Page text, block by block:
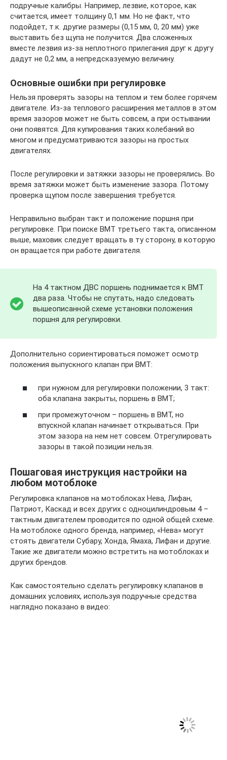
подручные калибры. Например, лезвие, которое, как
считается, имеет толщину 0,1 мм. Но не факт, что
подойдет, т.к. другие размеры (0,15 мм, 0, 20 мм) уже
выставить без щупа не получится. Два сложенных
вместе лезвия из-за неплотного прилегания друг к другу
дадут не 0,2 мм, а непредсказуемую величину.
Основные ошибки при регулировке
Нельзя проверять зазоры на теплом и тем более горячем
двигателе. Из-за теплового расширения металлов в этом
время зазоров может не быть совсем, а при остывании
они появятся. Для купирования таких колебаний во
многом и предусматриваются зазоры на простых
двигателях.
После регулировки и затяжки зазоры не проверялись. Во
время затяжки может быть изменение зазора. Потому
проверка щупом после завершения требуется.
Неправильно выбран такт и положение поршня при
регулировке. При поиске ВМТ третьего такта, описанном
выше, маховик следует вращать в ту сторону, в которую
он вращается при работе двигателя.
На 4 тактном ДВС поршень поднимается к ВМТ
два раза. Чтобы не спутать, надо следовать
вышеописанной схеме установки положения
поршня для регулировки.
Дополнительно сориентироваться поможет осмотр
положения выпускного клапан при ВМТ:
при нужном для регулировки положении, 3 такт:
оба клапана закрыты, поршень в ВМТ;
при промежуточном – поршень в ВМТ, но
впускной клапан начинает открываться. При
этом зазора на нем нет совсем. Отрегулировать
зазоры в такой позиции нельзя.
Пошаговая инструкция настройки на
любом мотоблоке
Регулировка клапанов на мотоблоках Нева, Лифан,
Патриот, Каскад и всех других с одноцилиндровым 4 –
тактным двигателем проводится по одной общей схеме.
На мотоблоке одного бренда, например, «Нева» могут
стоять двигатели Субару, Хонда, Ямаха, Лифан и другие.
Такие же двигатели можно встретить на мотоблоках и
других брендов.
Как самостоятельно сделать регулировку клапанов в
домашних условиях, используя подручные средства
наглядно показано в видео: